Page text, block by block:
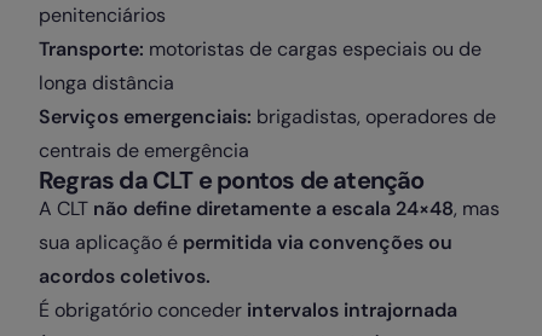
penitenciários
Transporte: motoristas de cargas especiais ou de
longa distância
Serviços emergenciais: brigadistas, operadores de
centrais de emergência
Regras da CLT e pontos de atenção
A CLT não define diretamente a escala 24×48, mas
sua aplicação é permitida via convenções ou
acordos coletivos.
É obrigatório conceder intervalos intrajornada